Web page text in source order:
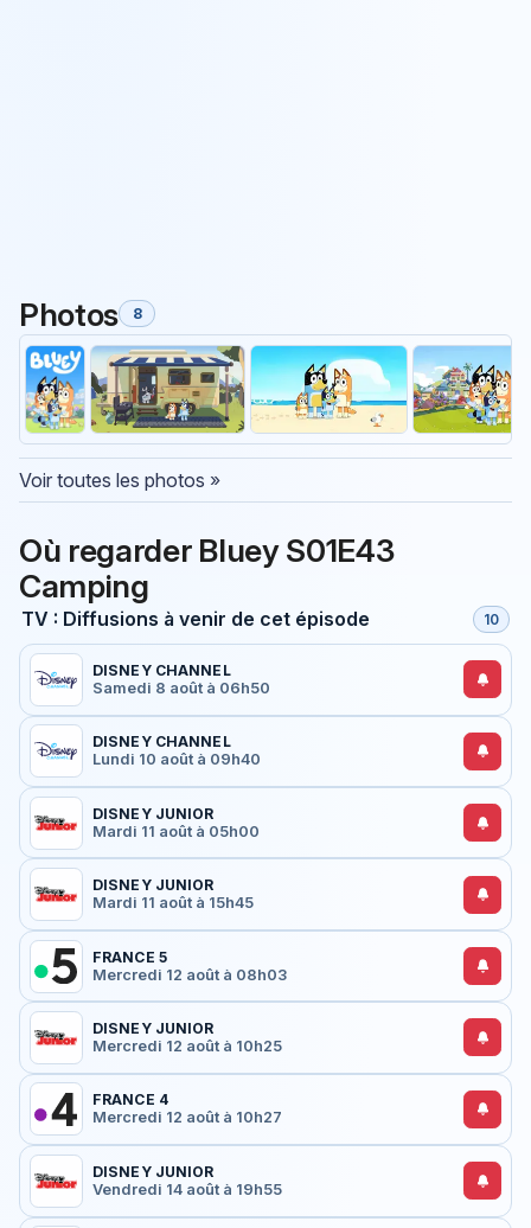
Photos 8
Voir toutes les photos »
Où regarder Bluey S01E43
Camping
TV : Diffusions à venir de cet épisode 10
DISNEY CHANNEL
Samedi 8 août à 06h50
DISNEY CHANNEL
Lundi 10 août à 09h40
DISNEY JUNIOR
Mardi 11 août à 05h00
DISNEY JUNIOR
Mardi 11 août à 15h45
FRANCE 5
Mercredi 12 août à 08h03
DISNEY JUNIOR
Mercredi 12 août à 10h25
FRANCE 4
Mercredi 12 août à 10h27
DISNEY JUNIOR
Vendredi 14 août à 19h55